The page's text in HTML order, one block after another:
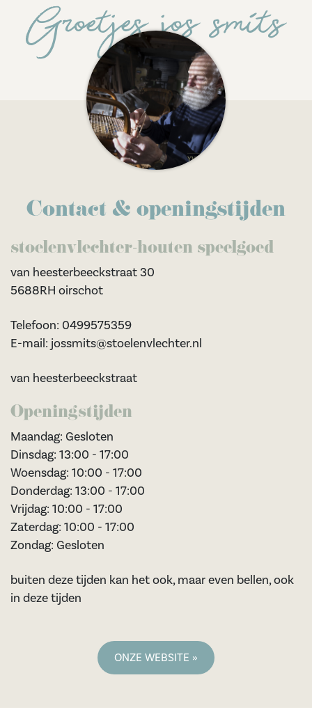
Groetjes jos smits
Contact & openingstijden
stoelenvlechter-houten speelgoed
van heesterbeeckstraat 30
5688RH oirschot
Telefoon: 0499575359
E-mail: jossmits@stoelenvlechter.nl
van heesterbeeckstraat
Openingstijden
Maandag: Gesloten
Dinsdag: 13:00 - 17:00
Woensdag: 10:00 - 17:00
Donderdag: 13:00 - 17:00
Vrijdag: 10:00 - 17:00
Zaterdag: 10:00 - 17:00
Zondag: Gesloten
buiten deze tijden kan het ook, maar even bellen, ook
in deze tijden
ONZE WEBSITE »